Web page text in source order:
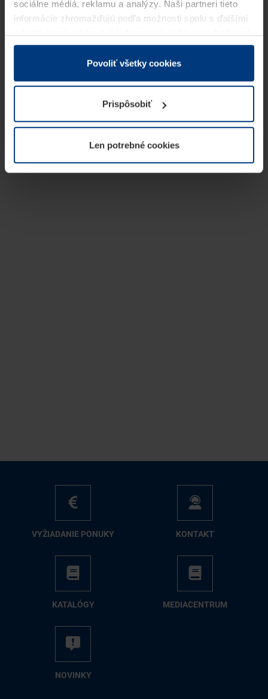
sociálne médiá, reklamu a analýzy. Naši partneri tieto
informácie zhromažďujú podľa možnosti spolu s ďalšími
v rámci Vášho využívania služieb.
Z právneho hľadiska môžeme cookies ukladať na Vašom
prevádzku tejto stránky. Pre všetky ostatné typy cookie
potrebujeme Vaše povolenie. Vaše povolenie môžete
kedykoľvek zmeniť alebo odvolať vo vysvetlení cookie
našej webovej stránky.
Povoliť všetky cookies
Prispôsobiť
Len potrebné cookies
VY­ŽIA­DA­NIE PO­NU­KY KON­TAKT
KA­TA­LÓ­GY ME­DIA­CEN­TRUM
NO­VIN­KY